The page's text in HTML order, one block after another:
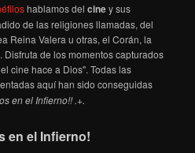
hablamos delciney sus
de las religiones llamadas, del
Reina Valera u otras, el Corán, la
Disfruta de los momentos capturados
cine hace a Dios". Todas las
aquí han sido conseguidas
en el Infierno!! .+.
en el Infierno!